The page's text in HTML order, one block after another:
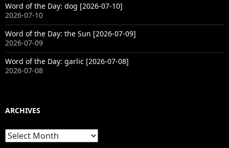
Word of the Day: dog [2026-07-10]
2026-07-10
Word of the Day: the Sun [2026-07-09]
2026-07-09
Word of the Day: garlic [2026-07-08]
2026-07-08
ARCHIVES
Archives